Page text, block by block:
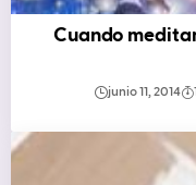
Cuando
junio 11, 2014